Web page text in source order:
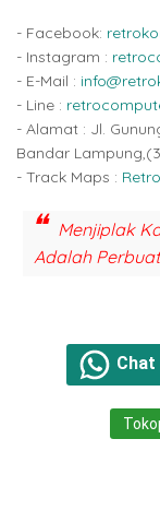
- Facebook:
- Instagram :
- E-Mail :
- Line :
- Alamat : Jl.
Bandar
- Track Maps :
Menjiplak
Adalah
Chat